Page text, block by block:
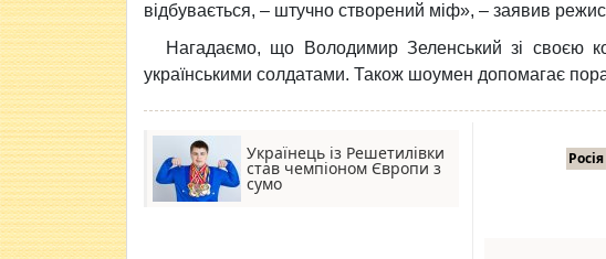
відбувається, – штучно створений міф», – заявив
Нагадаємо, що Володимир Зеленський зі своєю
українськими солдатами. Також шоумен допомагає
Українець із Решетилівки
став чемпіоном Європи з
сумо
Росія